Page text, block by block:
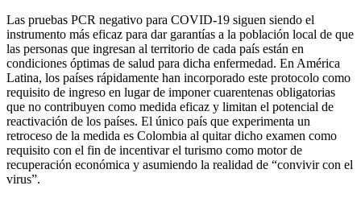
Las pruebas PCR negativo para COVID-19 siguen siendo el
instrumento más eficaz para dar garantías a la población local de que
las personas que ingresan al territorio de cada país están en
condiciones óptimas de salud para dicha enfermedad. En América
Latina, los países rápidamente han incorporado este protocolo como
requisito de ingreso en lugar de imponer cuarentenas obligatorias
que no contribuyen como medida eficaz y limitan el potencial de
reactivación de los países. El único país que experimenta un
retroceso de la medida es Colombia al quitar dicho examen como
requisito con el fin de incentivar el turismo como motor de
recuperación económica y asumiendo la realidad de “convivir con el
virus”.